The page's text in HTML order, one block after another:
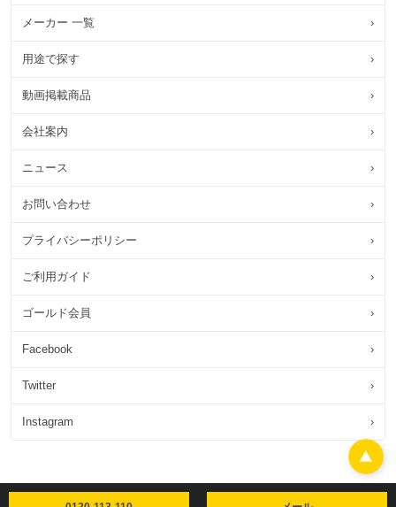
メーカー 一覧 ›
用途で探す ›
動画掲載商品 ›
会社案内 ›
ニュース ›
お問い合わせ ›
プライバシーポリシー ›
ご利用ガイド ›
ゴールド会員 ›
Facebook ›
Twitter ›
Instagram ›